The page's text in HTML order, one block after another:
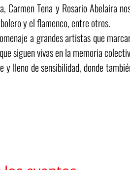
Carmen Tena y Rosario Abelaira
y el flamenco, entre otros.
a grandes artistas que
siguen vivas en la memoria
lleno de sensibilidad, donde